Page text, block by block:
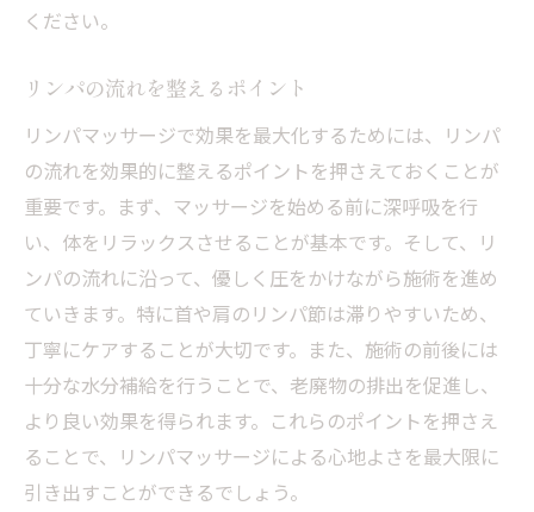
ください。
リンパの流れを整えるポイント
リンパマッサージで効果を最大化するためには、リンパ
の流れを効果的に整えるポイントを押さえておくことが
重要です。まず、マッサージを始める前に深呼吸を行
い、体をリラックスさせることが基本です。そして、リ
ンパの流れに沿って、優しく圧をかけながら施術を進め
ていきます。特に首や肩のリンパ節は滞りやすいため、
丁寧にケアすることが大切です。また、施術の前後には
十分な水分補給を行うことで、老廃物の排出を促進し、
より良い効果を得られます。これらのポイントを押さえ
ることで、リンパマッサージによる心地よさを最大限に
引き出すことができるでしょう。